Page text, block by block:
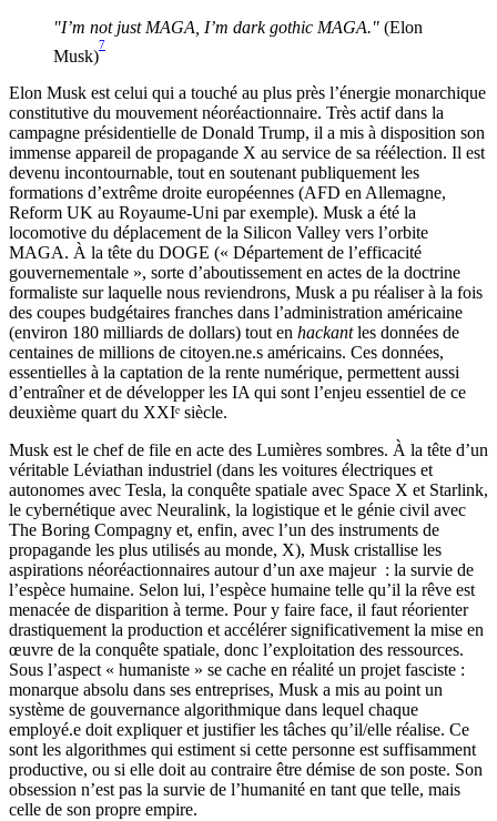
"I’m not just MAGA, I’m dark gothic MAGA." (Elon
Musk)
7
Elon Musk est celui qui a touché au plus près l’énergie monarchique
constitutive du mouvement néoréactionnaire. Très actif dans la
campagne présidentielle de Donald Trump, il a mis à disposition son
immense appareil de propagande X au service de sa réélection. Il est
devenu incontournable, tout en soutenant publiquement les
formations d’extrême droite européennes (AFD en Allemagne,
Reform UK au Royaume-Uni par exemple). Musk a été la
locomotive du déplacement de la Silicon Valley vers l’orbite
MAGA. À la tête du DOGE (« Département de l’efficacité
gouvernementale », sorte d’aboutissement en actes de la doctrine
formaliste sur laquelle nous reviendrons, Musk a pu réaliser à la fois
des coupes budgétaires franches dans l’administration américaine
(environ 180 milliards de dollars) tout en hackantles données de
centaines de millions de citoyen.ne.s américains. Ces données,
essentielles à la captation de la rente numérique, permettent aussi
d’entraîner et de développer les IA qui sont l’enjeu essentiel de ce
deuxième quart du XXIᵉ siècle.
Musk est le chef de file en acte des Lumières sombres. À la tête d’un
véritable Léviathan industriel (dans les voitures électriques et
autonomes avec Tesla, la conquête spatiale avec Space X et Starlink,
le cybernétique avec Neuralink, la logistique et le génie civil avec
The Boring Compagny et, enfin, avec l’un des instruments de
propagande les plus utilisés au monde, X), Musk cristallise les
aspirations néoréactionnaires autour d’un axe majeur : la survie de
l’espèce humaine. Selon lui, l’espèce humaine telle qu’il la rêve est
menacée de disparition à terme. Pour y faire face, il faut réorienter
drastiquement la production et accélérer significativement la mise en
œuvre de la conquête spatiale, donc l’exploitation des ressources.
Sous l’aspect « humaniste » se cache en réalité un projet fasciste :
monarque absolu dans ses entreprises, Musk a mis au point un
système de gouvernance algorithmique dans lequel chaque
employé.e doit expliquer et justifier les tâches qu’il/elle réalise. Ce
sont les algorithmes qui estiment si cette personne est suffisamment
productive, ou si elle doit au contraire être démise de son poste. Son
obsession n’est pas la survie de l’humanité en tant que telle, mais
celle de son propre empire.